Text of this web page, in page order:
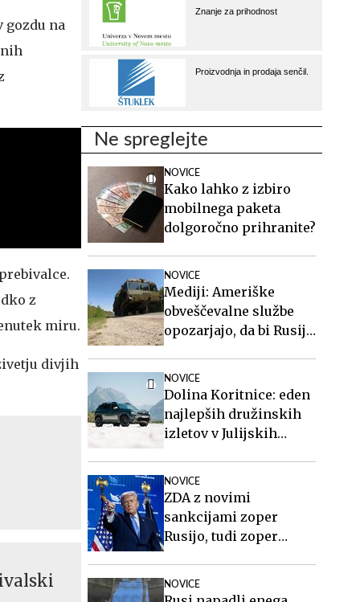
gozdu na
z
miru.
divjih
Ne spreglejte
NOVICE
Kako lahko z izbiro
mobilnega paketa
dolgoročno prihranite?
NOVICE
Mediji: Ameriške
obveščevalne službe
opozarjajo, da bi Rusija
NOVICE
Dolina Koritnice: eden
najlepših družinskih
izletov v Julijskih
NOVICE
ZDA z novimi
sankcijami zoper
Rusijo, tudi zoper
NOVICE